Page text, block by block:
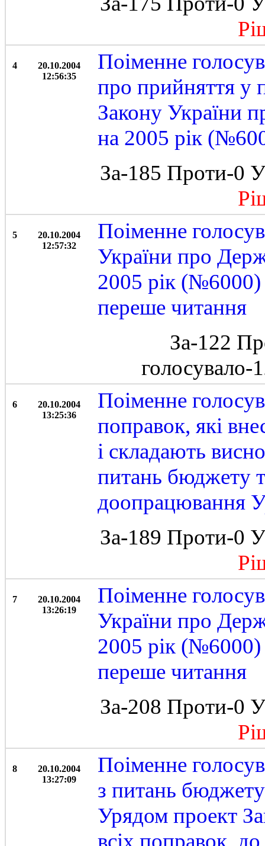
4
20.10.2004
12:56:35
Поіменне
про прийняття у
Закону України
на 2005 рік
За-185 Проти-0
5
20.10.2004
12:57:32
Поіменне
України про
2005 рік (№6000)
переше читання
За-122
голосувало-
6
20.10.2004
13:25:36
Поіменне
поправок, які
і складають
питань бюджету
доопрацювання
За-189 Проти-0
7
20.10.2004
13:26:19
Поіменне
України про
2005 рік (№6000)
переше читання
За-208 Проти-0
8
20.10.2004
13:27:09
Поіменне
з питань
Урядом проект
всіх поправок,